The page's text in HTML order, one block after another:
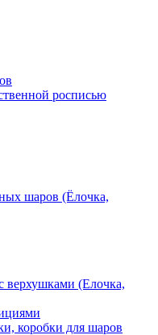
росписью
шаров (Ёлочка,
верхушками (Елочка,
коробки для шаров